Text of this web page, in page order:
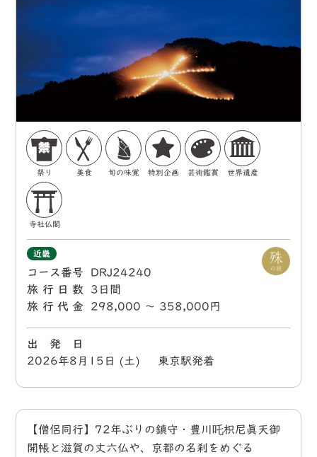
祭り 美食 旬の味覚 特別企画 芸術鑑賞 世界遺産
寺社仏閣
近畿
コース番号
DRJ24240
旅行日数
3日間
旅行代金
298,000 〜 358,000円
出 発 日
2026年8月15日 (土) 東京駅発着
【僧侶同行】72年ぶりの鎮守・豊川吒枳尼眞天御
開帳と滋賀の丈六仏や、京都の名刹をめぐる